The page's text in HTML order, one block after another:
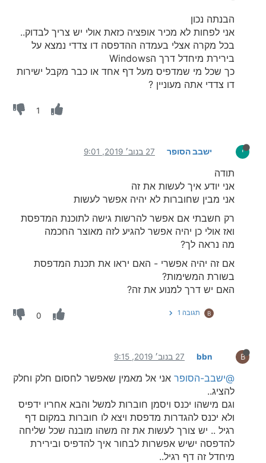
הבנתה נכון
אני לפחות לא מכיר אופציה כזאת אולי יש צריך לבדוק..
בכל מקרה אצלי בעמדה ההדפסה דו צדדי נמצא על
בירירת מיחדל דרך הWindows
כך שכל מי שמדפיס מעל דף אחד או כבר מקבל ישירות
דו צדדי אתה מעוניין ?
1
י ישבב הסופר 27 בנוב׳ 2019, 9:01
תודה
אני יודע איך לעשות את זה
אני מבין שחוברות לא יהיה אפשר לעשות
רק חשבתי אם אפשר להרשות גישה לתוכנת המדפסת
ואז אולי כן יהיה אפשר להגיע לזה מאוצר החכמה
מה נראה לך?
אם זה יהיה אפשרי - האם יראו את תכנת המדפסת
בשורת המשימות?
האם יש דרך למנוע את זה?
B תגובה 1 0
B
bbn 27 בנוב׳ 2019, 9:15
@ישבב-הסופר אני אל מאמין שאפשר לחסום חלק וחלק
להציג..
וגם מישהו יכנס ויסמן חוברות למשל והבא אחריו ידפיס
ולא יכנס להגדרות מדפסת ויצא לו חוברות במקום דף
רגיל .. יש צורך לעשות את זה משהו מובנה שכל שליחה
להדפסה ישיש אפשרות לבחור איך להדפיס ובירירת
מיחדל זה דף רגיל..